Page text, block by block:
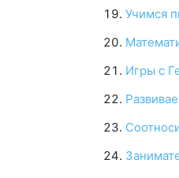
Учимся
Игры с